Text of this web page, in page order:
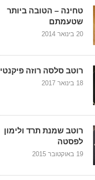
טחינה – הטובה ביותר
שטעמתם
20 בינואר 2014
רוטב סלסה רוזה פיקנטי
18 בינואר 2017
רוטב שמנת תרד ולימון
לפסטה
19 באוקטובר 2015